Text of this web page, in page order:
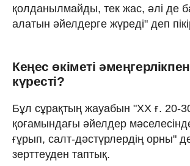
қолданылмайды, тек жас, әлі де
алатын әйелдерге жүреді" деп
Кеңес өкіметі
күресті?
Бұл сұрақтың жауабын "ХХ ғ. 20-
қоғамындағы әйелдер
ғұрып, салт-дәстүрлердің орны"
зерттеуден таптық.